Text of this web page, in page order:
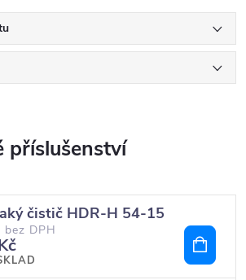
čistič HDR-H 54-15
DPH